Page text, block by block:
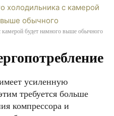
камерой будет намного выше обычного
усиленную
требуется больше
компрессора и